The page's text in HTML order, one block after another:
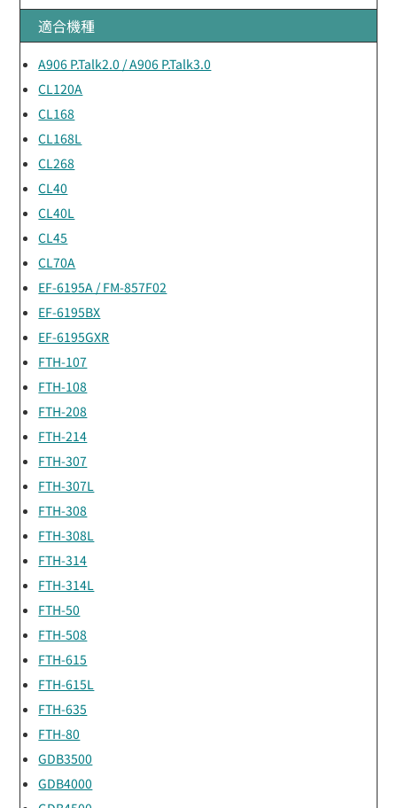
適合機種
A906 P.Talk2.0 / A906 P.Talk3.0
CL120A
CL168
CL168L
CL268
CL40
CL40L
CL45
CL70A
EF-6195A / FM-857F02
EF-6195BX
EF-6195GXR
FTH-107
FTH-108
FTH-208
FTH-214
FTH-307
FTH-307L
FTH-308
FTH-308L
FTH-314
FTH-314L
FTH-50
FTH-508
FTH-615
FTH-615L
FTH-635
FTH-80
GDB3500
GDB4000